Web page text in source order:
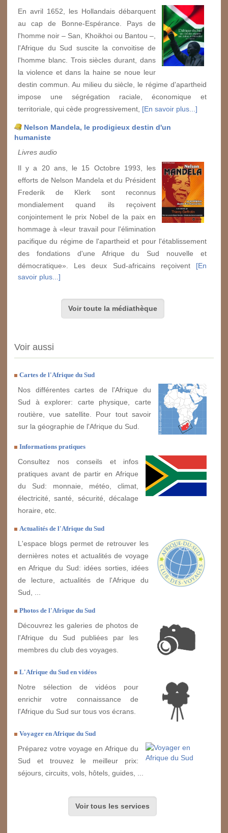
En avril 1652, les Hollandais débarquent
au cap de Bonne-Espérance. Pays de
l'homme noir – San, Khoikhoi ou Bantou –,
l'Afrique du Sud suscite la convoitise de
l'homme blanc. Trois siècles durant, dans
la violence et dans la haine se noue leur
destin commun. Au milieu du siècle, le régime d'apartheid
impose une ségrégation raciale, économique et
territoriale, qui cède progressivement, [En savoir plus...]
Nelson Mandela, le prodigieux destin d'un
humaniste
Livres audio
Il y a 20 ans, le 15 Octobre 1993, les
efforts de Nelson Mandela et du Président
Frederik de Klerk sont reconnus
mondialement quand ils reçoivent
conjointement le prix Nobel de la paix en
hommage à «leur travail pour l'élimination
pacifique du régime de l'apartheid et pour l'établissement
des fondations d'une Afrique du Sud nouvelle et
démocratique». Les deux Sud-africains reçoivent [En
savoir plus...]
Voir toute la médiathèque
Voir aussi
Cartes de l'Afrique du Sud
Nos différentes cartes de l'Afrique du
Sud à explorer: carte physique, carte
routière, vue satellite. Pour tout savoir
sur la géographie de l'Afrique du Sud.
Informations pratiques
Consultez nos conseils et infos
pratiques avant de partir en Afrique
du Sud: monnaie, météo, climat,
électricité, santé, sécurité, décalage
horaire, etc.
Actualités de l'Afrique du Sud
L'espace blogs permet de retrouver les
dernières notes et actualités de voyage
en Afrique du Sud: idées sorties, idées
de lecture, actualités de l'Afrique du
Sud, ...
Photos de l'Afrique du Sud
Découvrez les galeries de photos de
l'Afrique du Sud publiées par les
membres du club des voyages.
L'Afrique du Sud en vidéos
Notre sélection de vidéos pour
enrichir votre connaissance de
l'Afrique du Sud sur tous vos écrans.
Voyager en Afrique du Sud
Préparez votre voyage en Afrique du
Sud et trouvez le meilleur prix:
séjours, circuits, vols, hôtels, guides, ...
Voir tous les services